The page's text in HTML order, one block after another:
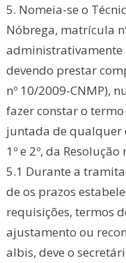
5. Nomeia-se o
Nóbrega, matrícula
administrativamente
devendo prestar
nº 10/2009-CNMP),
fazer constar o termo
juntada de qualquer
1º e 2º, da Resolução
5.1 Durante a
de os prazos
requisições, termos
ajustamento ou
albis, deve o